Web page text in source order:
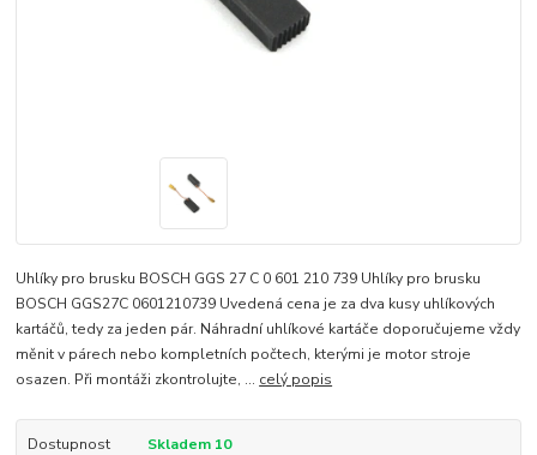
Uhlíky pro brusku BOSCH GGS 27 C 0 601 210 739 Uhlíky pro brusku
BOSCH GGS27C 0601210739 Uvedená cena je za dva kusy uhlíkových
kartáčů, tedy za jeden pár. Náhradní uhlíkové kartáče doporučujeme vždy
měnit v párech nebo kompletních počtech, kterými je motor stroje
osazen. Při montáži zkontrolujte, ... celý popis
Dostupnost Skladem 10